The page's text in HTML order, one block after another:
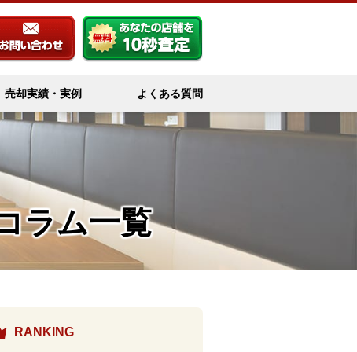
売却実績・実例 よくある質問
ラム一覧
RANKING